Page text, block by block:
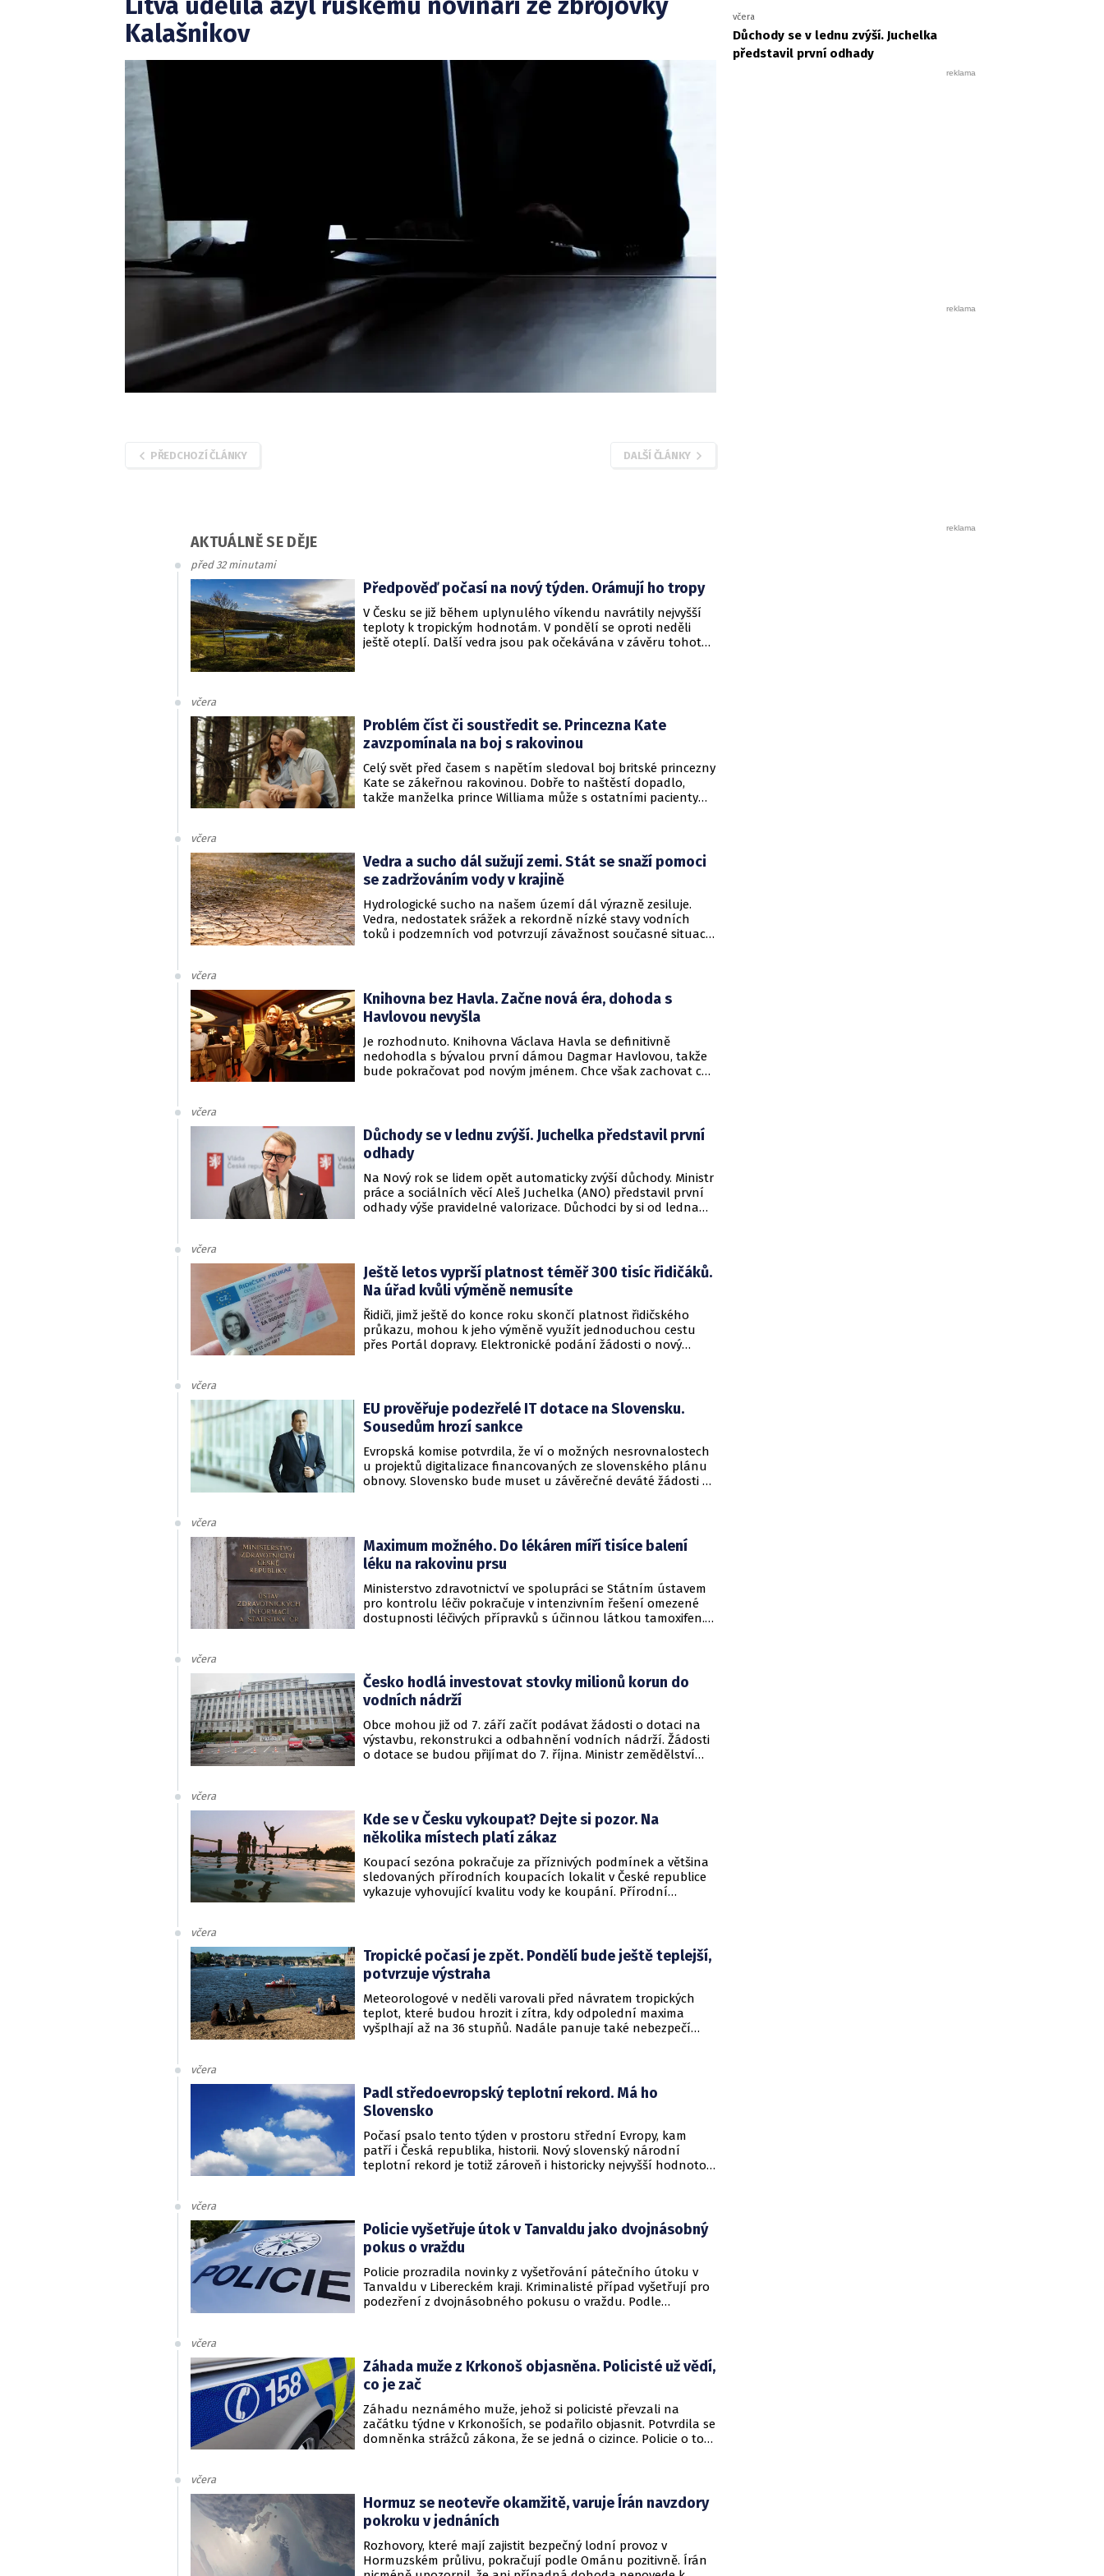
Kalašnikov
PŘEDCHOZÍ ČLÁNKY DALŠÍ ČLÁNKY
včera
Důchody se v lednu zvýší. Juchelka
představil první odhady
AKTUÁLNĚ SE DĚJE
před 32 minutami
Předpověď počasí na nový týden. Orámují ho tropy
V Česku se již během uplynulého víkendu navrátily nejvyšší
teploty k tropickým hodnotám. V pondělí se oproti neděli
ještě oteplí. Další vedra jsou pak očekávána v závěru tohoto
včera
Problém číst či soustředit se. Princezna Kate
zavzpomínala na boj s rakovinou
Celý svět před časem s napětím sledoval boj britské princezny
Kate se zákeřnou rakovinou. Dobře to naštěstí dopadlo,
takže manželka prince Williama může s ostatními pacienty
včera
Vedra a sucho dál sužují zemi. Stát se snaží pomoci
se zadržováním vody v krajině
Hydrologické sucho na našem území dál výrazně zesiluje.
Vedra, nedostatek srážek a rekordně nízké stavy vodních
toků i podzemních vod potvrzují závažnost současné situace.
ekosystémů i obcí a měst vůči dopadům změny klimatu.
včera
Knihovna bez Havla. Začne nová éra, dohoda s
Havlovou nevyšla
Je rozhodnuto. Knihovna Václava Havla se definitivně
nedohodla s bývalou první dámou Dagmar Havlovou, takže
bude pokračovat pod novým jménem. Chce však zachovat co
včera
Důchody se v lednu zvýší. Juchelka představil první
odhady
Na Nový rok se lidem opět automaticky zvýší důchody. Ministr
práce a sociálních věcí Aleš Juchelka (ANO) představil první
odhady výše pravidelné valorizace. Důchodci by si od ledna
včera
Ještě letos vyprší platnost téměř 300 tisíc řidičáků.
Na úřad kvůli výměně nemusíte
Řidiči, jimž ještě do konce roku skončí platnost řidičského
průkazu, mohou k jeho výměně využít jednoduchou cestu
přes Portál dopravy. Elektronické podání žádosti o nový
včera
EU prověřuje podezřelé IT dotace na Slovensku.
Sousedům hrozí sankce
Evropská komise potvrdila, že ví o možných nesrovnalostech
u projektů digitalizace financovaných ze slovenského plánu
obnovy. Slovensko bude muset u závěrečné deváté žádosti o
nenapraví, může Komise krátit evropskou podporu a
požadovat vrácení peněz.
včera
Maximum možného. Do lékáren míří tisíce balení
léku na rakovinu prsu
Ministerstvo zdravotnictví ve spolupráci se Státním ústavem
pro kontrolu léčiv pokračuje v intenzivním řešení omezené
dostupnosti léčivých přípravků s účinnou látkou tamoxifen.
budou do distribuční sítě uvolňovány v průběhu příštího
týdne.
včera
Česko hodlá investovat stovky milionů korun do
vodních nádrží
Obce mohou již od 7. září začít podávat žádosti o dotaci na
výstavbu, rekonstrukci a odbahnění vodních nádrží. Žádosti
o dotace se budou přijímat do 7. října. Ministr zemědělství
tocích – 3. etapa. Informovalo o tom ministerstvo
zemědělství.
včera
Kde se v Česku vykoupat? Dejte si pozor. Na
několika místech platí zákaz
Koupací sezóna pokračuje za příznivých podmínek a většina
sledovaných přírodních koupacích lokalit v České republice
vykazuje vyhovující kvalitu vody ke koupání. Přírodní
často přesahujícími 30 °C.
včera
Tropické počasí je zpět. Pondělí bude ještě teplejší,
potvrzuje výstraha
Meteorologové v neděli varovali před návratem tropických
teplot, které budou hrozit i zítra, kdy odpolední maxima
vyšplhají až na 36 stupňů. Nadále panuje také nebezpečí
včera
Padl středoevropský teplotní rekord. Má ho
Slovensko
Počasí psalo tento týden v prostoru střední Evropy, kam
patří i Česká republika, historii. Nový slovenský národní
teplotní rekord je totiž zároveň i historicky nejvyšší hodnotou
včera
Policie vyšetřuje útok v Tanvaldu jako dvojnásobný
pokus o vraždu
Policie prozradila novinky z vyšetřování pátečního útoku v
Tanvaldu v Libereckém kraji. Kriminalisté případ vyšetřují pro
podezření z dvojnásobného pokusu o vraždu. Podle
včera
Záhada muže z Krkonoš objasněna. Policisté už vědí,
co je zač
Záhadu neznámého muže, jehož si policisté převzali na
začátku týdne v Krkonoších, se podařilo objasnit. Potvrdila se
domněnka strážců zákona, že se jedná o cizince. Policie o tom
včera
Hormuz se neotevře okamžitě, varuje Írán navzdory
pokroku v jednáních
Rozhovory, které mají zajistit bezpečný lodní provoz v
Hormuzském průlivu, pokračují podle Ománu pozitivně. Írán